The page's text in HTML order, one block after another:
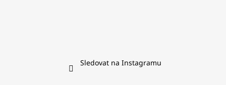
Sledovat na Instagramu